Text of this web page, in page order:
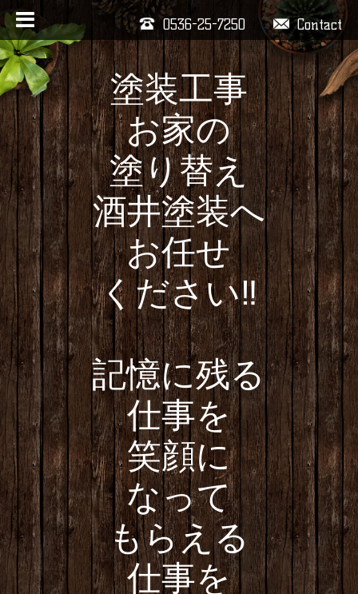
Contact
0536-25-7250
塗装工事
お家の
塗り替え
酒井塗装へ
お任せ
ください‼️
記憶に残る
仕事を
笑顔に
なって
もらえる
仕事を